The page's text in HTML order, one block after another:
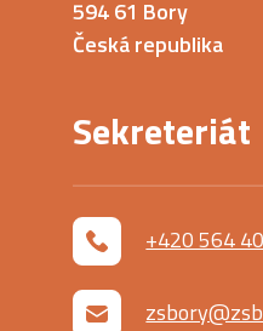
594 61 Bory
Česká republika
Sekreteriát
+420 564